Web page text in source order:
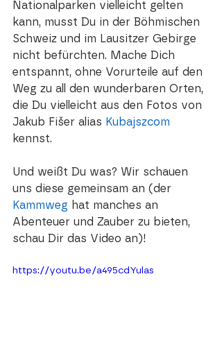
Nationalparken vielleicht gelten
kann, musst Du in der Böhmischen
Schweiz und im Lausitzer Gebirge
nicht befürchten. Mache Dich
entspannt, ohne Vorurteile auf den
Weg zu all den wunderbaren Orten,
die Du vielleicht aus den Fotos von
Jakub Fišer alias Kubajszcom
kennst.
Und weißt Du was? Wir schauen
uns diese gemeinsam an (der
Kammweg hat manches an
Abenteuer und Zauber zu bieten,
schau Dir das Video an)!
https://youtu.be/a495cdYulas